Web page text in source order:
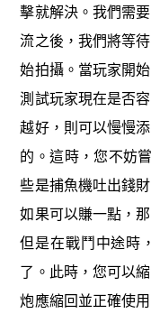
擊就解決。我們需
流之後，我們將等
始拍攝。當玩家開
測試玩家現在是否
越好，則可以慢慢
的。這時，您不妨
些是捕魚機吐出錢
如果可以賺一點，
但是在戰鬥中途時
了。此時，您可以
炮應縮回並正確使